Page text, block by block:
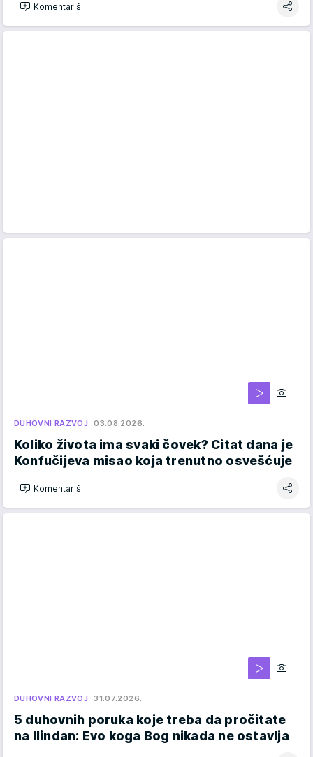
Komentariši
DUHOVNI RAZVOJ 03.08.2026.
Koliko života ima svaki čovek? Citat dana je
Konfučijeva misao koja trenutno osvešćuje
Komentariši
DUHOVNI RAZVOJ 31.07.2026.
5 duhovnih poruka koje treba da pročitate
na Ilindan: Evo koga Bog nikada ne ostavlja